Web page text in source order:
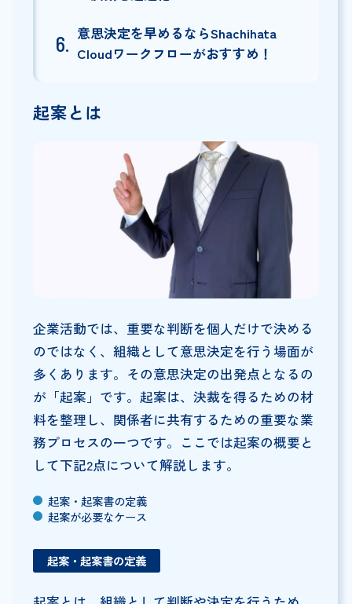
意思決定を早めるならShachihata
Cloudワークフローがおすすめ！
起案とは
企業活動では、重要な判断を個人だけで決める
のではなく、組織として意思決定を行う場面が
多くあります。その意思決定の出発点となるの
が「起案」です。起案は、決裁を得るための材
料を整理し、関係者に共有するための重要な業
務プロセスの一つです。ここでは起案の概要と
して下記2点について解説します。
起案・起案書の定義
起案が必要なケース
起案・起案書の定義